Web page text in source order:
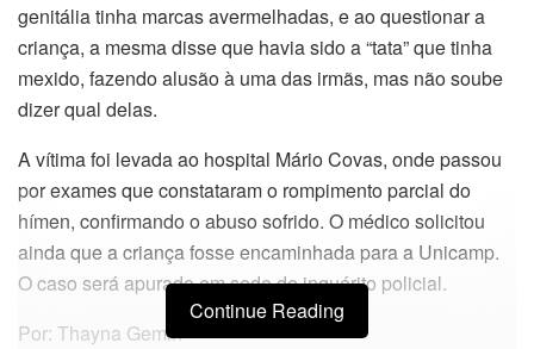
genitália tinha marcas avermelhadas, e ao questionar a
criança, a mesma disse que havia sido a “tata” que tinha
mexido, fazendo alusão à uma das irmãs, mas não soube
dizer qual delas.
A vítima foi levada ao hospital Mário Covas, onde passou
por exames que constataram o rompimento parcial do
hímen, confirmando o abuso sofrido. O médico solicitou
ainda que a criança fosse encaminhada para a Unicamp.
O caso será apurado em sede de inquérito policial.
Por: Thayna Gemin
Continue Reading